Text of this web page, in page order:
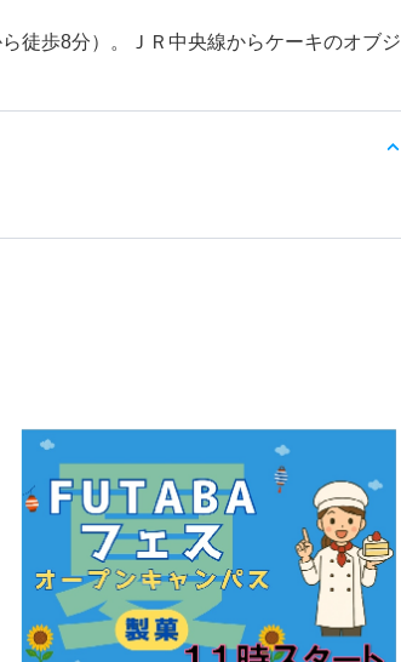
徒歩8分）。ＪＲ中央線からケーキのオブジ